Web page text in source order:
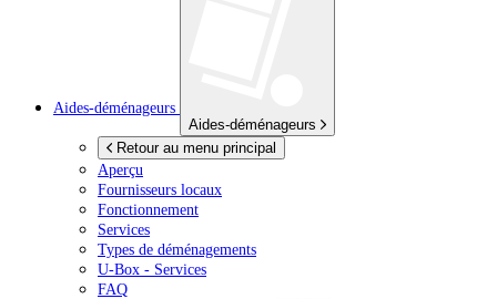
Aides-déménageurs
Aides-déménageurs
Retour au menu principal
Aperçu
Fournisseurs locaux
Fonctionnement
Services
Types de déménagements
U-Box - Services
FAQ